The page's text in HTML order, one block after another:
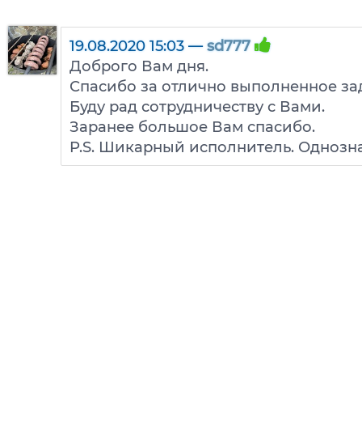
19.08.2020 15:03 —sd777
Доброго Вам дня.
Спасибо за отлично выполненное
Буду рад сотрудничеству с Вами.
Заранее большое Вам спасибо.
P.S. Шикарный исполнитель.